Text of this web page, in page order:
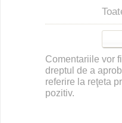
Comentariile vor
dreptul de a
referire la reţeta
pozitiv.